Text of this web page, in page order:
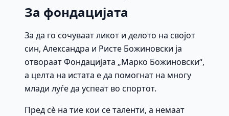
За фондацијата
За да го сочуваат ликот и делото на својот
син, Александра и Ристе Божиновски ја
отвораат Фондацијата „Марко Божиновски“,
а целта на истата е да помогнат на многу
млади луѓе да успеат во спортот.
Пред сè на тие кои се таленти, а немаат